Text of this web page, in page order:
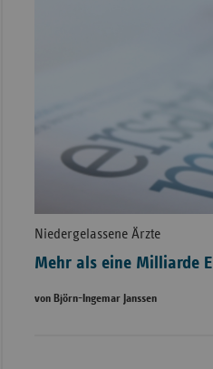
Niedergelassene Ärzte
Mehr als eine Milliarde
von Björn-Ingemar Janssen